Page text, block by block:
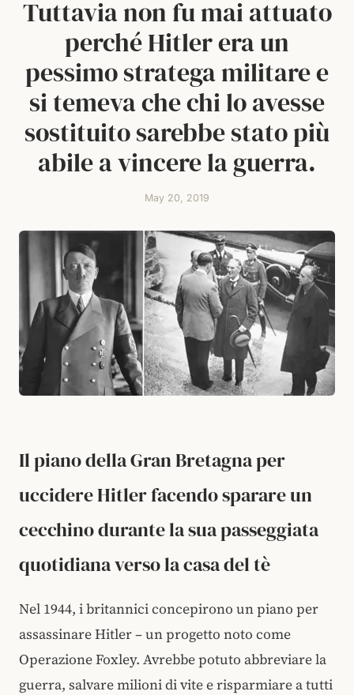
Tuttavia non fu mai attuato
perché Hitler era un
pessimo stratega militare e
si temeva che chi lo avesse
sostituito sarebbe stato più
abile a vincere la guerra.
May 20, 2019
Il piano della Gran Bretagna per
uccidere Hitler facendo sparare un
cecchino durante la sua passeggiata
quotidiana verso la casa del tè
Nel 1944, i britannici concepirono un piano per
assassinare Hitler – un progetto noto come
Operazione Foxley. Avrebbe potuto abbreviare la
guerra, salvare milioni di vite e risparmiare a tutti